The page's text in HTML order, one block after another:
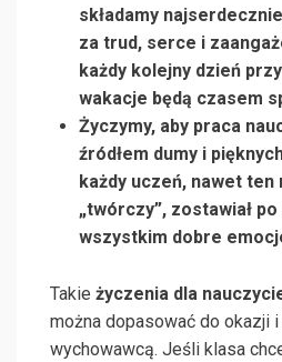
składamy
za trud, serce i
każdy kolejny dzień
wakacje będą czasem
Życzymy, aby praca
źródłem dumy i
każdy uczeń, nawet ten
„twórczy”, zostawiał
wszystkim dobre
Takie życzenia dla
można dopasować do okazji
wychowawcą. Jeśli klasa